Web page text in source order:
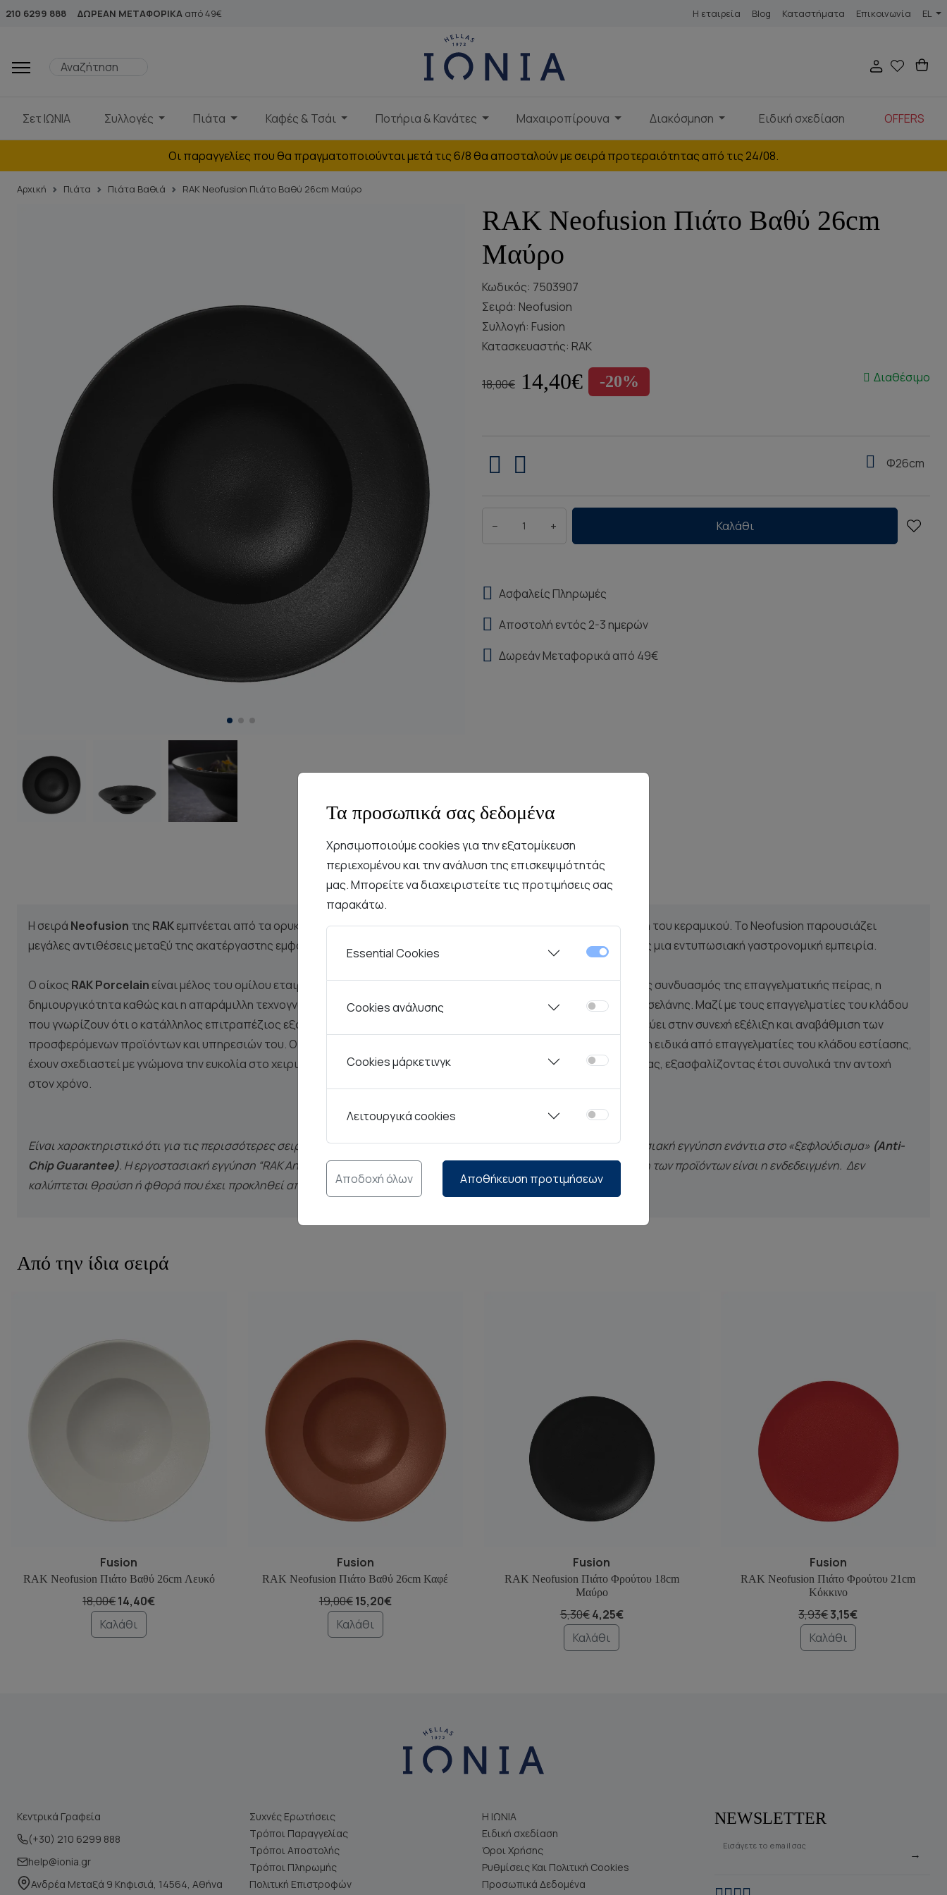
210 6299 888 ΔΩΡΕΑΝ ΜΕΤΑΦΟΡΙΚΑ από 49€ Η εταιρεία Blog Καταστήματα Επικοινωνία EL
Σετ ΙΩΝΙΑ Συλλογές Πιάτα Καφές & Τσάι Ποτήρια & Κανάτες Μαχαιροπίρουνα Διακόσμηση Ειδική σχεδίαση OFFERS
Οι παραγγελίες που θα πραγματοποιούνται μετά τις 6/8 θα αποσταλούν με σειρά προτεραιότητας από τις 24/08.
Αρχική Πιάτα Πιάτα Βαθιά RAK Neofusion Πιάτο Βαθύ 26cm Μαύρο
RAK Neofusion Πιάτο Βαθύ 26cm
Μαύρο
Κωδικός: 7503907
Σειρά: Neofusion
Συλλογή: Fusion
Κατασκευαστής: RAK
18,00€ 14,40€ -20% Διαθέσιμο
Φ26cm
− + Καλάθι
Ασφαλείς Πληρωμές
Αποστολή εντός 2-3 ημερών
Δωρεάν Μεταφορικά από 49€
Περιγραφή Χαρακτηριστικά Συντήρηση
Η σειρά Neofusion της RAKεμπνέεται από τα ορυκτά υλικά. Κάθε κομμάτι έχει τη δύναμη της πορσελάνης και την όψη του κεραμικού. Το Neofusion παρουσιάζει
μεγάλες αντιθέσεις μεταξύ της ακατέργαστης εμφάνισής του και του εκλεπτισμένου υλικού των πιάτων, παρέχοντας μια εντυπωσιακή γαστρονομική εμπειρία.
Ο οίκος RAK Porcelain είναι μέλος του ομίλου εταιριών Rak Ceramics.Από την ίδρυση του ομίλου το 1991, ο επιτυχής συνδυασμός της επαγγελματικής πείρας, η
δημιουργικότητα καθώς και η απαράμιλλη τεχνογνωσία έχει ωθήσει την RAK σε μια ηγετική θέση στον κλάδο της πορσελάνης. Μαζί με τους επαγγελματίες του κλάδου
που γνωρίζουν ότι ο κατάλληλος επιτραπέζιος εξοπλισμός προσθέτει αξία στις υπηρεσίες τους, ο οίκος RAK στοχεύει στην συνεχή εξέλιξη και αναβάθμιση των
προσφερόμενων προϊόντων και υπηρεσιών του. Οι καινοτόμες συλλογές επιτραπέζιων ειδών, μελετημένες για χρήση ειδικά από επαγγελματίες του κλάδου εστίασης,
έχουν σχεδιαστεί με γνώμονα την ευκολία στο χειρισμό, την αντοχή στην σκληρή χρήση και τις μεταβολές θερμοκρασίας, εξασφαλίζοντας έτσι συνολικά την αντοχή
στον χρόνο.
Είναι χαρακτηριστικό ότι για τις περισσότερες σειρές που διαθέτει ο οίκος RAK, προσφέρεται περιορισμένη εργοστασιακή εγγύηση ενάντια στο «ξεφλούδισμα» (Anti-
Chip Guarantee). Η εργοστασιακή εγγύηση “RAK Anti-Chip Guarantee” καλύπτει συγκεκριμένες σειρές εφόσον η χρήση των προϊόντων είναι η ενδεδειγμένη. Δεν
καλύπτεται θραύση ή φθορά που έχει προκληθεί από κακή ή μη κανονική χρήση των προϊόντων.
Από την ίδια σειρά
Fusion
RAK Neofusion Πιάτο Βαθύ 26cm Λευκό
18,00€14,40€
Καλάθι
Fusion
RAK Neofusion Πιάτο Βαθύ 26cm Καφέ
19,00€15,20€
Καλάθι
Fusion
RAK Neofusion Πιάτο Φρούτου 18cm
Μαύρο
5,30€4,25€
Καλάθι
Fusion
RAK Neofusion Πιάτο Φρούτου 21cm
Κόκκινο
3,93€3,15€
Καλάθι
Κεντρικά Γραφεία
(+30) 210 6299 888
help@ionia.gr
Ανδρέα Μεταξά 9 Κηφισιά, 14564, Αθήνα
Συχνές Ερωτήσεις
Τρόποι Παραγγελίας
Τρόποι Αποστολής
Τρόποι Πληρωμής
Πολιτική Επιστροφών
Η ΙΩΝΙΑ
Ειδική σχεδίαση
Όροι Χρήσης
Ρυθμίσεις Και Πολιτική Cookies
Προσωπικά Δεδομένα
NEWSLETTER
Εισάγετε το email σας
→
Τα προσωπικά σας δεδομένα
Χρησιμοποιούμε cookies για την εξατομίκευση
περιεχομένου και την ανάλυση της επισκεψιμότητάς
μας. Μπορείτε να διαχειριστείτε τις προτιμήσεις σας
παρακάτω.
Essential Cookies
Cookies ανάλυσης
Cookies μάρκετινγκ
Λειτουργικά cookies
Αποδοχή όλων Αποθήκευση προτιμήσεων